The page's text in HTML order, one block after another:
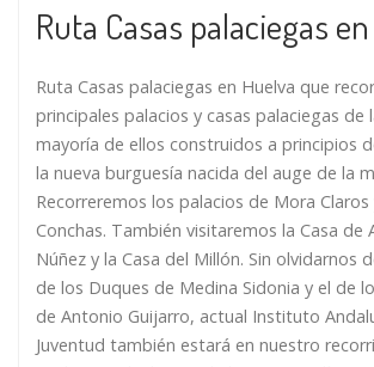
Ruta Casas palaciegas
Ruta Casas palaciegas en Huelva que
principales palacios y casas palaciegas de
mayoría de ellos construidos a principios
la nueva burguesía nacida del auge de la
Recorreremos los palacios de Mora Claros
Conchas. También visitaremos la Casa de
Núñez y la Casa del Millón. Sin olvidarnos
de los Duques de Medina Sidonia y el de
de Antonio Guijarro, actual Instituto
Juventud también estará en nuestro